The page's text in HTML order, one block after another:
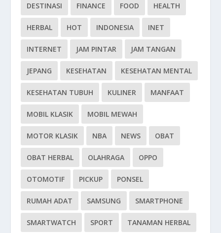
DESTINASI FINANCE FOOD HEALTH
HERBAL HOT INDONESIA INET
INTERNET JAM PINTAR JAM TANGAN
JEPANG KESEHATAN KESEHATAN MENTAL
KESEHATAN TUBUH KULINER MANFAAT
MOBIL KLASIK MOBIL MEWAH
MOTOR KLASIK NBA NEWS OBAT
OBAT HERBAL OLAHRAGA OPPO
OTOMOTIF PICKUP PONSEL
RUMAH ADAT SAMSUNG SMARTPHONE
SMARTWATCH SPORT TANAMAN HERBAL